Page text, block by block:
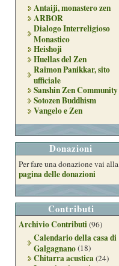
Antaiji, monastero zen
ARBOR
Dialogo Interreligioso
Monastico
Heishoji
Huellas del Zen
Raimon Panikkar, sito
ufficiale
Sanshin Zen Community
Sotozen Buddhism
Vangelo e Zen
Donazioni
Per fare una donazione vai alla
pagina delle donazioni
Contributi
Archivio Contributi(96)
Calendario della casa di
Galgagnano(18)
Chitarra acustica(24)